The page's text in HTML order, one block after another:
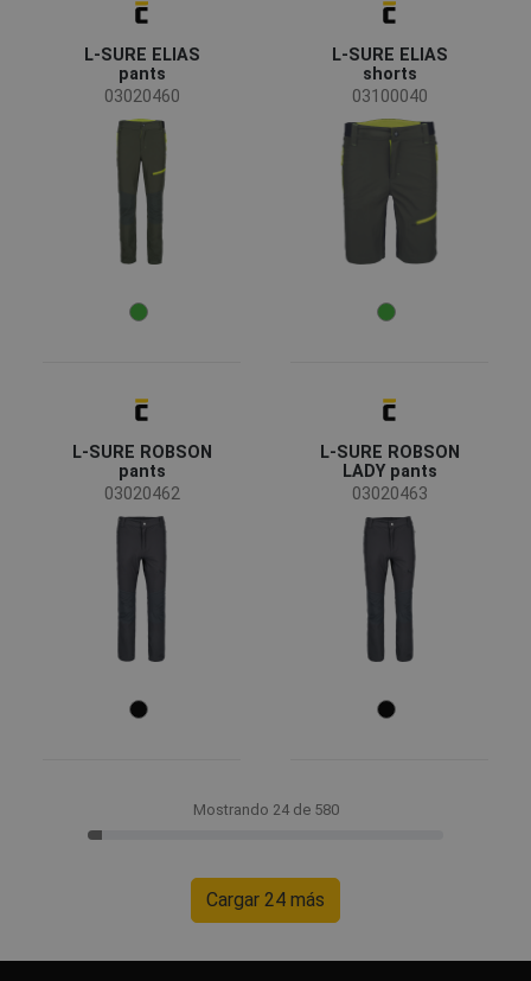
L-SURE ELIAS
pants
03020460
L-SURE ELIAS
shorts
03100040
L-SURE ROBSON
pants
03020462
L-SURE ROBSON
LADY pants
03020463
Mostrando 24 de 580
Cargar 24 más